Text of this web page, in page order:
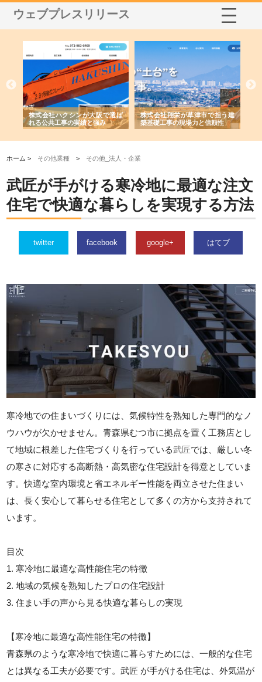
ウェブプレスリリース
株式会社ハクシンが大阪で選ば
れる公共工事の実績と強み
株式会社翔栄が草津市で担う建
築基礎工事の現場力と信頼性
ホーム > その他業種 > その他_法人・企業
武匠が手がける寒冷地に最適な注文
住宅で快適な暮らしを実現する方法
twitter facebook google+ はてブ
寒冷地での住まいづくりには、気候特性を熟知した専門的なノ
ウハウが欠かせません。青森県むつ市に拠点を置く工務店とし
て地域に根差した住宅づくりを行っている武匠では、厳しい冬
の寒さに対応する高断熱・高気密な住宅設計を得意としていま
す。快適な室内環境と省エネルギー性能を両立させた住まい
は、長く安心して暮らせる住宅として多くの方から支持されて
います。
目次
1. 寒冷地に最適な高性能住宅の特徴
2. 地域の気候を熟知したプロの住宅設計
3. 住まい手の声から見る快適な暮らしの実現
【寒冷地に最適な高性能住宅の特徴】
青森県のような寒冷地で快適に暮らすためには、一般的な住宅
とは異なる工夫が必要です。武匠 が手がける住宅は、外気温が